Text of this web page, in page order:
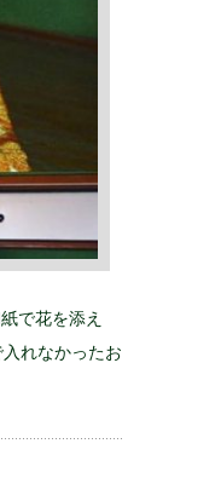
で花を添え
れなかったお